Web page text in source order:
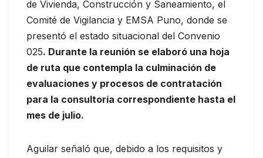
de Vivienda, Construcción y Saneamiento, el
Comité de Vigilancia y EMSA Puno, donde se
presentó el estado situacional del Convenio
025. Durante la reunión se elaboró una hoja
de ruta que contempla la culminación de
evaluaciones y procesos de contratación
para la consultoría correspondiente hasta el
mes de julio.
Aguilar señaló que, debido a los requisitos y